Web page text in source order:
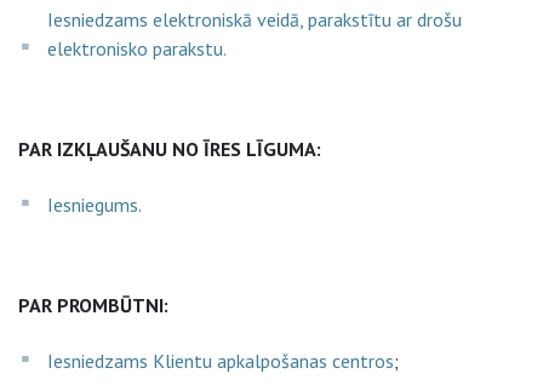
Iesniedzams elektroniskā veidā, parakstītu ar drošu
elektronisko parakstu.
PAR IZKĻAUŠANU NO ĪRES LĪGUMA:
Iesniegums.
PAR PROMBŪTNI:
Iesniedzams Klientu apkalpošanas centros;